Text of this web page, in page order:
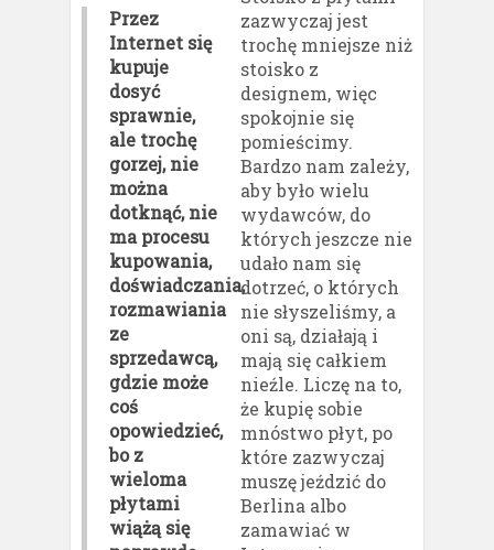
Przez
Internet się
kupuje
dosyć
sprawnie,
ale trochę
gorzej, nie
można
dotknąć, nie
ma procesu
kupowania,
doświadczania,
rozmawiania
ze
sprzedawcą,
gdzie może
coś
opowiedzieć,
bo z
wieloma
płytami
wiążą się
zazwyczaj jest
trochę mniejsze niż
stoisko z
designem, więc
spokojnie się
pomieścimy.
Bardzo nam zależy,
aby było wielu
wydawców, do
których jeszcze nie
udało nam się
dotrzeć, o których
nie słyszeliśmy, a
oni są, działają i
mają się całkiem
nieźle. Liczę na to,
że kupię sobie
mnóstwo płyt, po
które zazwyczaj
muszę jeździć do
Berlina albo
zamawiać w